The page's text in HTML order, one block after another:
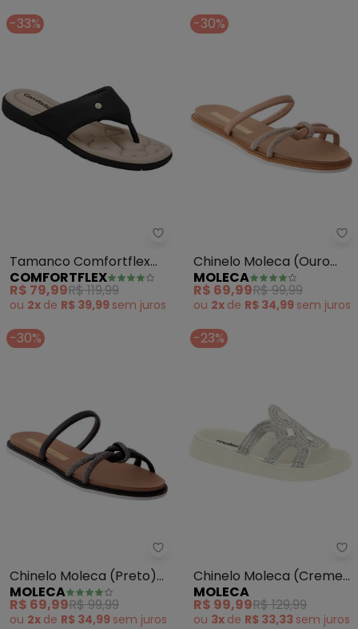
-33%
Comfortflex - Tamanco
Tamanco Comfortflex
(Preto)
COMFORTFLEX
R$ 79,99R$ 119,99
ou 2x de R$ 39,99 sem juros
-30%
Chinelo Moleca (Ouro
Rosado)
MOLECA
R$ 69,99R$ 99,99
ou 2x de R$ 34,99 sem juros
-30%
Moleca - Chinelo Moleca
Chinelo Moleca (Preto)
em Sintético
MOLECA
R$ 69,99R$ 99,99
ou 2x de R$ 34,99 sem juros
-23%
Chinelo Moleca (Creme)
em Sibtético
MOLECA
R$ 99,99R$ 129,99
ou 3x de R$ 33,33 sem juros